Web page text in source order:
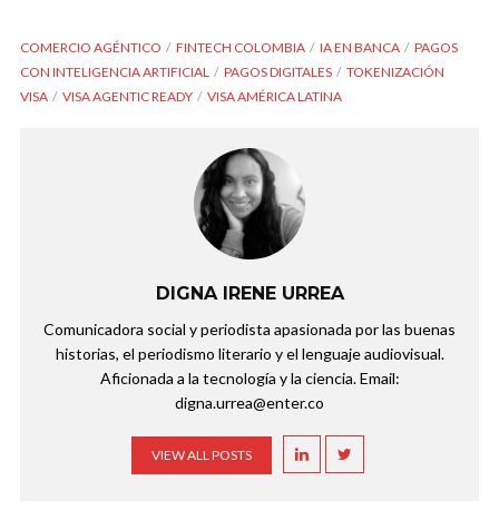
COMERCIO AGÉNTICO FINTECH COLOMBIA IA EN BANCA
PAGOS
CON INTELIGENCIA ARTIFICIAL
PAGOS DIGITALES
TOKENIZACIÓN
VISA
VISA AGENTIC READY VISA AMÉRICA LATINA
DIGNA IRENE URREA
Comunicadora social y periodista apasionada por las buenas
historias, el periodismo literario y el lenguaje audiovisual.
Aficionada a la tecnología y la ciencia. Email:
digna.urrea@enter.co
VIEW ALL POSTS